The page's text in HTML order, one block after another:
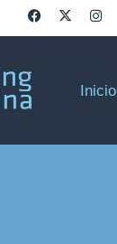
Inicio